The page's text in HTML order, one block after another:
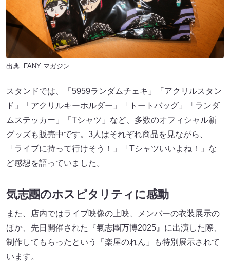
出典: FANY マガジン
スタンドでは、「5959ランダムチェキ」「アクリルスタン
ド」「アクリルキーホルダー」「トートバッグ」「ランダ
ムステッカー」「Tシャツ」など、多数のオフィシャル新
グッズも販売中です。3人はそれぞれ商品を見ながら、
「ライブに持って行けそう！」「Tシャツいいよね！」な
ど感想を語っていました。
気志團のホスピタリティに感動
また、店内ではライブ映像の上映、メンバーの衣装展示の
ほか、先日開催された『氣志團万博2025』に出演した際、
制作してもらったという「楽屋のれん」も特別展示されて
います。